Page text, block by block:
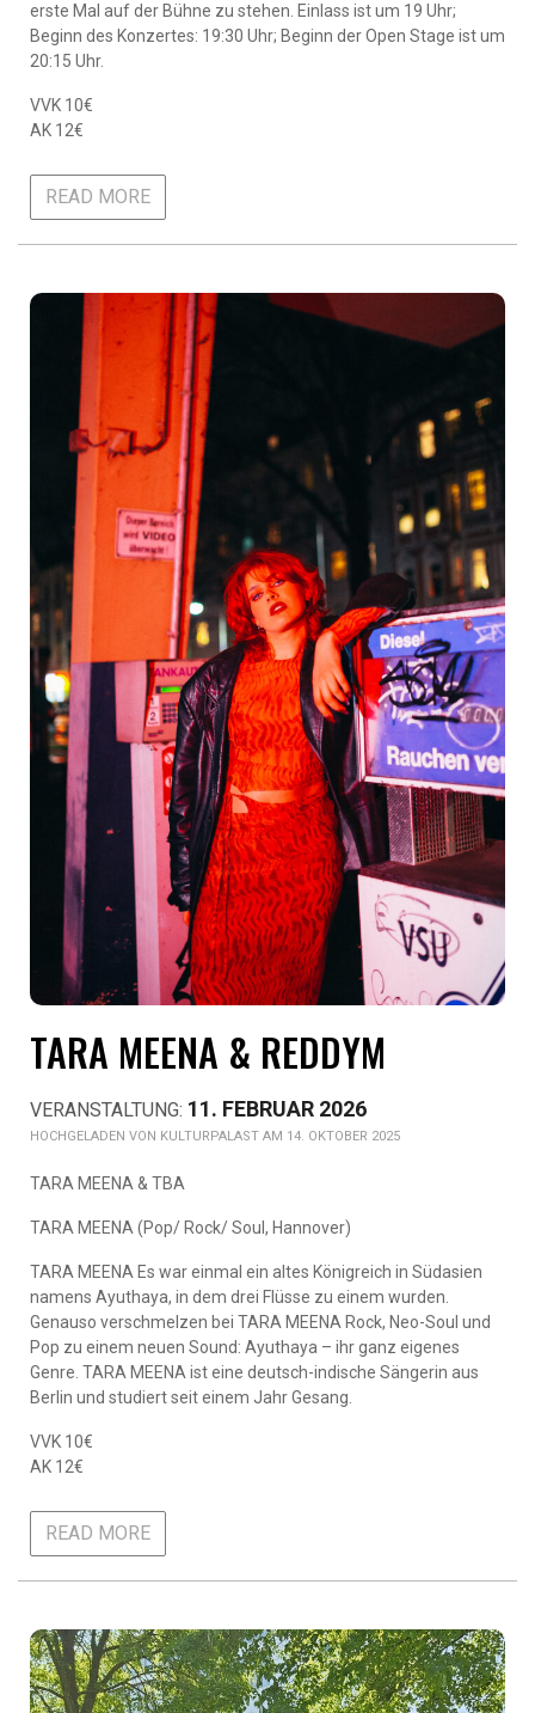
erste Mal auf der Bühne zu stehen. Einlass ist um 19 Uhr;
Beginn des Konzertes: 19:30 Uhr; Beginn der Open Stage ist um
20:15 Uhr.
VVK 10€
AK 12€
READ MORE
TARA MEENA & REDDYM
11. FEBRUAR 2026
KULTURPALAST AM 14. OKTOBER 2025
TARA MEENA & TBA
TARA MEENA (Pop/ Rock/ Soul, Hannover)
TARA MEENA Es war einmal ein altes Königreich in Südasien
namens Ayuthaya, in dem drei Flüsse zu einem wurden.
Genauso verschmelzen bei TARA MEENA Rock, Neo-Soul und
Pop zu einem neuen Sound: Ayuthaya – ihr ganz eigenes
Genre. TARA MEENA ist eine deutsch-indische Sängerin aus
Berlin und studiert seit einem Jahr Gesang.
VVK 10€
AK 12€
READ MORE